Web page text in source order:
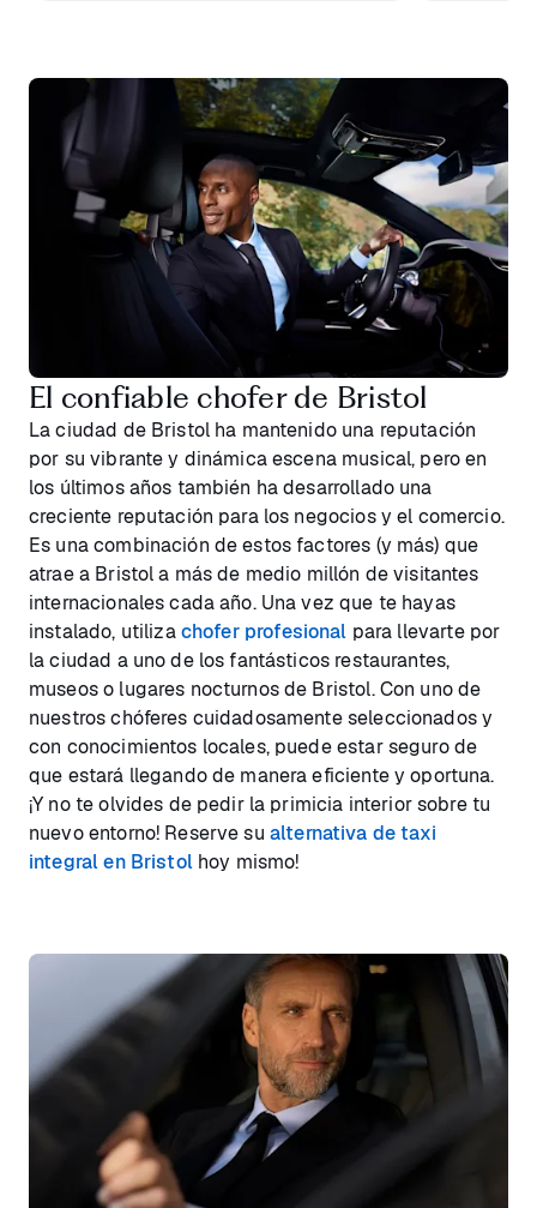
El confiable chofer de Bristol
La ciudad de Bristol ha mantenido una reputación
por su vibrante y dinámica escena musical, pero en
los últimos años también ha desarrollado una
creciente reputación para los negocios y el comercio.
Es una combinación de estos factores (y más) que
atrae a Bristol a más de medio millón de visitantes
internacionales cada año. Una vez que te hayas
instalado, utilizachofer profesional para llevarte por
la ciudad a uno de los fantásticos restaurantes,
museos o lugares nocturnos de Bristol. Con uno de
nuestros chóferes cuidadosamente seleccionados y
con conocimientos locales, puede estar seguro de
que estará llegando de manera eficiente y oportuna.
¡Y no te olvides de pedir la primicia interior sobre tu
nuevo entorno! Reserve su alternativa de taxi
integral en Bristolhoy mismo!